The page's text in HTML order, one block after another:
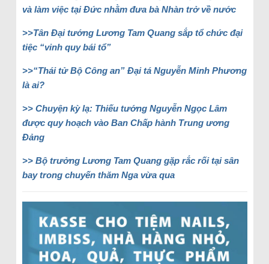
và làm việc tại Đức nhằm đưa bà Nhàn trở về nước
>>Tân Đại tướng Lương Tam Quang sắp tổ chức đại
tiệc “vinh quy bái tổ”
>>“Thái tử Bộ Công an” Đại tá Nguyễn Minh Phương
là ai?
>> Chuyện kỳ lạ: Thiếu tướng Nguyễn Ngọc Lâm
được quy hoạch vào Ban Chấp hành Trung ương
Đảng
>> Bộ trưởng Lương Tam Quang gặp rắc rối tại sân
bay trong chuyến thăm Nga vừa qua